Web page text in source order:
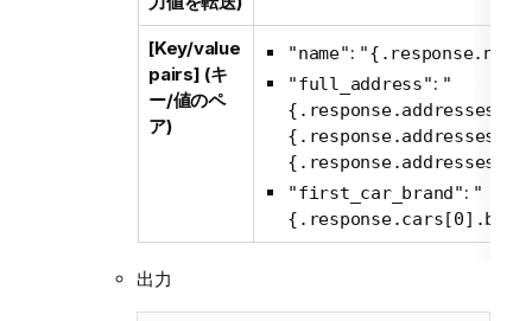
[Key/value
pairs] (キ
ー/値のペ
ア)
"name":
"full_address": "
"first_car_brand": "
出力